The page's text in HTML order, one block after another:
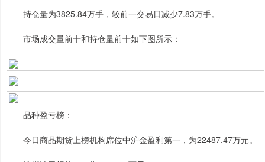
持仓量为3825.84万手，较前一交易日减少7.83万手。
市场成交量前十和持仓量前十如下图所示：
品种盈亏榜：
今日商品期货上榜机构席位中沪金盈利第一，为22487.47万元。